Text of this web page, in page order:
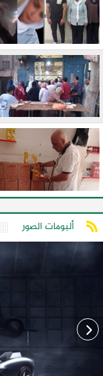
ألبومات الصور